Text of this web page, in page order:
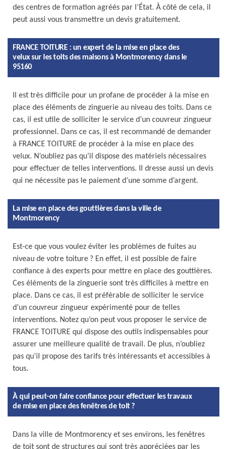
des centres de formation agréés par l’État. À côté de cela, il
peut aussi vous transmettre un devis gratuitement.
FRANCE TOITURE : un expert de la mise en place des
velux sur les toits des maisons à Montmorency dans le
95160
Il est très difficile pour un profane de procéder à la mise en
place des éléments de zinguerie au niveau des toits. Dans ce
cas, il est utile de solliciter le service d’un couvreur zingueur
professionnel. Dans ce cas, il est recommandé de demander
à FRANCE TOITURE de procéder à la mise en place des
velux. N’oubliez pas qu’il dispose des matériels nécessaires
pour effectuer de telles interventions. Il dresse aussi un devis
qui ne nécessite pas le paiement d’une somme d’argent.
La mise en place des gouttières dans la ville de
Montmorency
Est-ce que vous voulez éviter les problèmes de fuites au
niveau de votre toiture ? En effet, il est possible de faire
confiance à des experts pour mettre en place des gouttières.
Ces éléments de la zinguerie sont très difficiles à mettre en
place. Dans ce cas, il est préférable de solliciter le service
d’un couvreur zingueur expérimenté pour de telles
interventions. Notez qu’on peut vous proposer le service de
FRANCE TOITURE qui dispose des outils indispensables pour
assurer une meilleure qualité de travail. De plus, n’oubliez
pas qu’il propose des tarifs très intéressants et accessibles à
tous.
À qui peut-on faire confiance pour effectuer les travaux
de mise en place des fenêtres de toit ?
Dans la ville de Montmorency et ses environs, les fenêtres
de toit sont de structures qui sont très appréciées par les